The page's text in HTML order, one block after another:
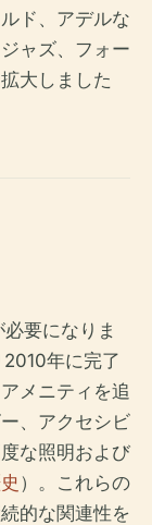
ド、アデルな
ャズ、フォー
大しました
要になりま
年に完了
メニティを追
、アクセシビ
な照明および
）。これらの
的な関連性を